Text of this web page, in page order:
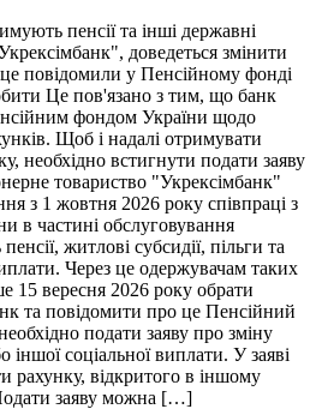
пенсії та інші державні
доведеться змінити
повідомили у Пенсійному фонді
Це пов'язано з тим, що банк
фондом України щодо
Щоб і надалі отримувати
необхідно встигнути подати заяву
товариство "Укрексімбанк"
з 1 жовтня 2026 року співпраці з
в частині обслуговування
житлові субсидії, пільги та
Через це одержувачам таких
15 вересня 2026 року обрати
та повідомити про це Пенсійний
подати заяву про зміну
іншої соціальної виплати. У заяві
рахунку, відкритого в іншому
заяву можна […]